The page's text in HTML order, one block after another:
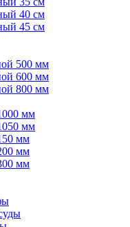
40 см
45 см
500 мм
600 мм
800 мм
мм
мм
мм
мм
мм